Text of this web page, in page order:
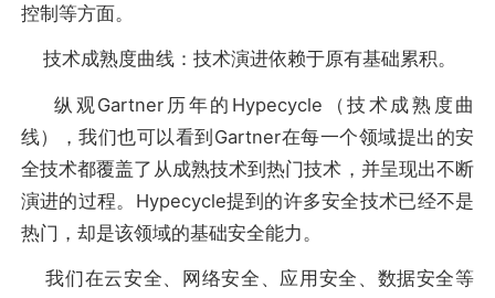
控制等方面。
技术成熟度曲线：技术演进依赖于原有基础累积。
纵观Gartner历年的Hypecycle（技术成熟度曲
线），我们也可以看到Gartner在每一个领域提出的安
全技术都覆盖了从成熟技术到热门技术，并呈现出不断
演进的过程。Hypecycle提到的许多安全技术已经不是
热门，却是该领域的基础安全能力。
我们在云安全、网络安全、应用安全、数据安全等